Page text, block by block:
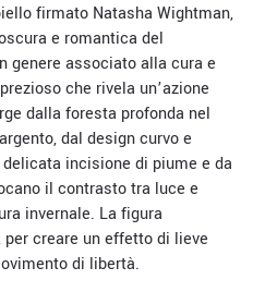
firmato Natasha Wightman,
e romantica del
genere associato alla cura e
che rivela un’azione
dalla foresta profonda nel
dal design curvo e
incisione di piume e da
il contrasto tra luce e
invernale. La figura
creare un effetto di lieve
di libertà.